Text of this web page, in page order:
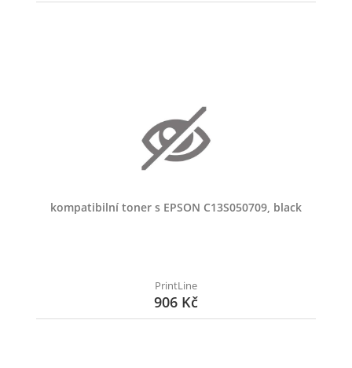
kompatibilní toner s EPSON C13S050709, black
PrintLine
906 Kč